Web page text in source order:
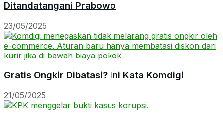
Ditandatangani Prabowo
23/05/2025
Gratis Ongkir Dibatasi? Ini Kata Komdigi
21/05/2025